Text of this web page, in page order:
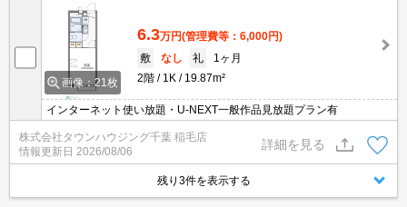
画像：21枚
6.3万円(管理費等：6,000円)
敷
なし 礼
1ヶ月
2階
1K 19.87m²
インターネット使い放題・U-NEXT一般作品見放題プラン有
株式会社タウンハウジング千葉 稲毛店
情報更新日 2026/08/06
詳細を見る
残り3件を表示する